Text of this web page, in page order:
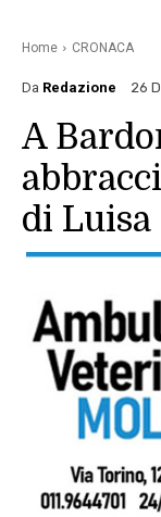
Home CRONACA
Da Redazione 26
A
di